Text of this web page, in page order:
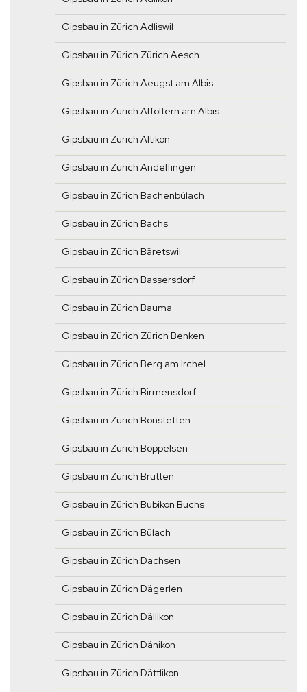
Gipsbau in Zürich Adliswil
Gipsbau in Zürich Zürich Aesch
Gipsbau in Zürich Aeugst am Albis
Gipsbau in Zürich Affoltern am Albis
Gipsbau in Zürich Altikon
Gipsbau in Zürich Andelfingen
Gipsbau in Zürich Bachenbülach
Gipsbau in Zürich Bachs
Gipsbau in Zürich Bäretswil
Gipsbau in Zürich Bassersdorf
Gipsbau in Zürich Bauma
Gipsbau in Zürich Zürich Benken
Gipsbau in Zürich Berg am Irchel
Gipsbau in Zürich Birmensdorf
Gipsbau in Zürich Bonstetten
Gipsbau in Zürich Boppelsen
Gipsbau in Zürich Brütten
Gipsbau in Zürich Bubikon Buchs
Gipsbau in Zürich Bülach
Gipsbau in Zürich Dachsen
Gipsbau in Zürich Dägerlen
Gipsbau in Zürich Dällikon
Gipsbau in Zürich Dänikon
Gipsbau in Zürich Dättlikon